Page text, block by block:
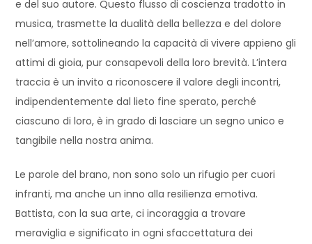
e del suo autore. Questo flusso di coscienza tradotto in
musica, trasmette la dualità della bellezza e del dolore
nell’amore, sottolineando la capacità di vivere appieno gli
attimi di gioia, pur consapevoli della loro brevità. L’intera
traccia è un invito a riconoscere il valore degli incontri,
indipendentemente dal lieto fine sperato, perché
ciascuno di loro, è in grado di lasciare un segno unico e
tangibile nella nostra anima.
Le parole del brano, non sono solo un rifugio per cuori
infranti, ma anche un inno alla resilienza emotiva.
Battista, con la sua arte, ci incoraggia a trovare
meraviglia e significato in ogni sfaccettatura dei